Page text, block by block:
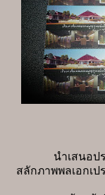
นำเสนอประ
สลักภาพพลเอกเ